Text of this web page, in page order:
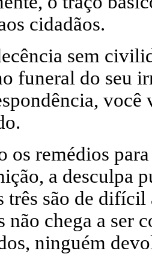
cidadãos.
sem
funeral do seu
você
os remédios
a desculpa
três são de
não chega a ser
ninguém